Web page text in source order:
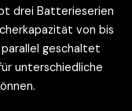
drei Batterieserien
von bis
parallel geschaltet
unterschiedliche